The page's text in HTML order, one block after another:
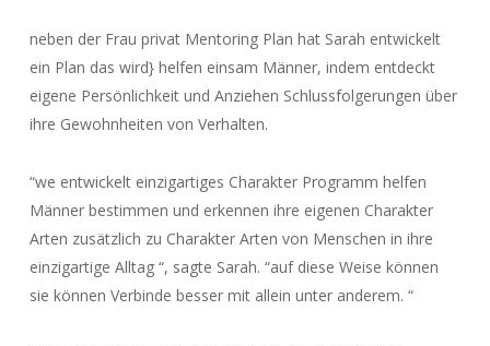
neben der Frau privat Mentoring Plan hat Sarah entwickelt
ein Plan das wird} helfen einsam Männer, indem entdeckt
eigene Persönlichkeit und Anziehen Schlussfolgerungen über
ihre Gewohnheiten von Verhalten.
“we entwickelt einzigartiges Charakter Programm helfen
Männer bestimmen und erkennen ihre eigenen Charakter
Arten zusätzlich zu Charakter Arten von Menschen in ihre
einzigartige Alltag “, sagte Sarah. “auf diese Weise können
sie können Verbinde besser mit allein unter anderem. “